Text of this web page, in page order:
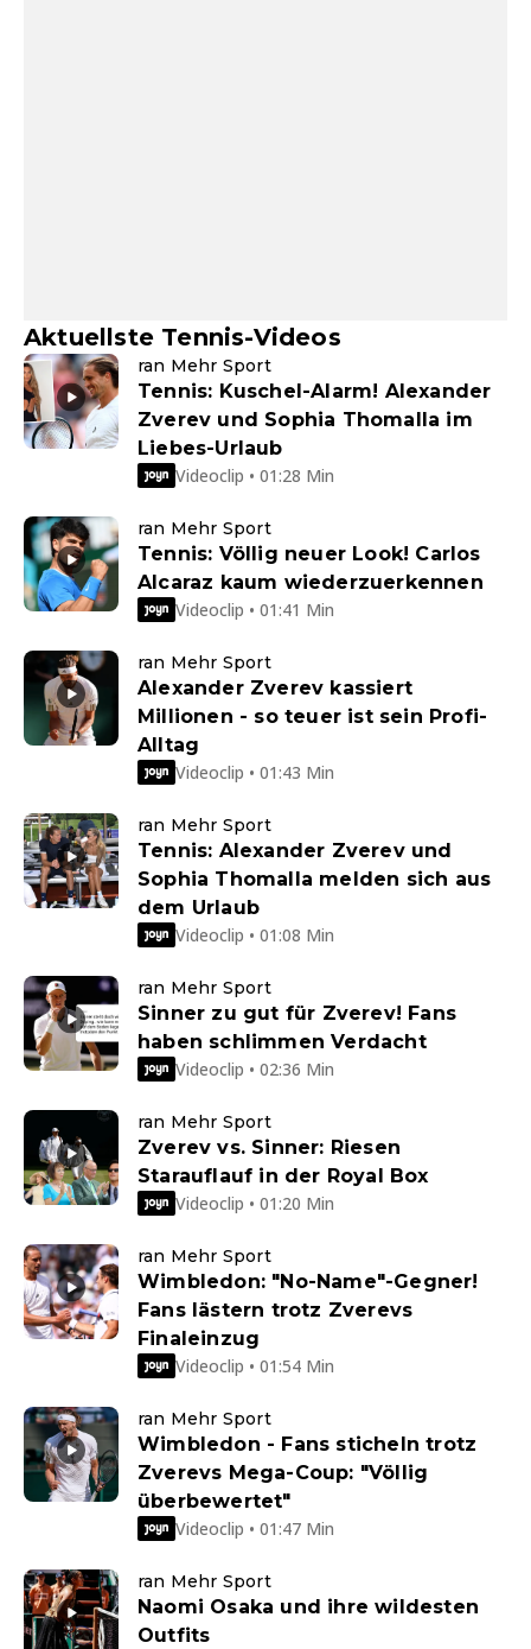
Aktuellste Tennis-Videos
ran Mehr Sport
Tennis: Kuschel-Alarm! Alexander
Zverev und Sophia Thomalla im
Liebes-Urlaub
Videoclip • 01:28 Min
ran Mehr Sport
Tennis: Völlig neuer Look! Carlos
Alcaraz kaum wiederzuerkennen
Videoclip • 01:41 Min
ran Mehr Sport
Alexander Zverev kassiert
Millionen - so teuer ist sein Profi-
Alltag
Videoclip • 01:43 Min
ran Mehr Sport
Tennis: Alexander Zverev und
Sophia Thomalla melden sich aus
dem Urlaub
Videoclip • 01:08 Min
ran Mehr Sport
Sinner zu gut für Zverev! Fans
haben schlimmen Verdacht
Videoclip • 02:36 Min
ran Mehr Sport
Zverev vs. Sinner: Riesen
Starauflauf in der Royal Box
Videoclip • 01:20 Min
ran Mehr Sport
Wimbledon: "No-Name"-Gegner!
Fans lästern trotz Zverevs
Finaleinzug
Videoclip • 01:54 Min
ran Mehr Sport
Wimbledon - Fans sticheln trotz
Zverevs Mega-Coup: "Völlig
überbewertet"
Videoclip • 01:47 Min
ran Mehr Sport
Naomi Osaka und ihre wildesten
Outfits